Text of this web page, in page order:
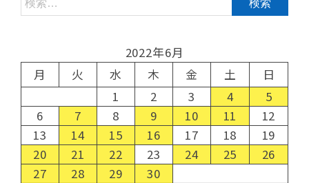
2022年6月
月
火 水 木 金 土
日
1
2 3 4
5
6
7 8 9 10 11
12
13
14 15 16 17 18
19
20
21 22 23 24 25
26
27
28 29 30